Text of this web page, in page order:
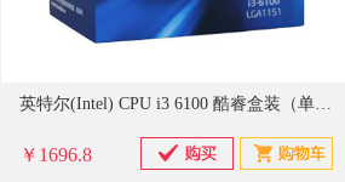
英特尔(Intel) CPU i3 6100 酷睿盒装（单位：盒）
￥1696.8